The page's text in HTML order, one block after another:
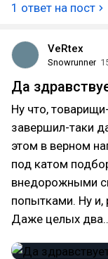
1 ответ на пост
VeRtex
Snowrunner
Да
Ну что,
завершил-таки
этом в верном
под катом
внедорожными
попытками. Ну и,
Даже целых